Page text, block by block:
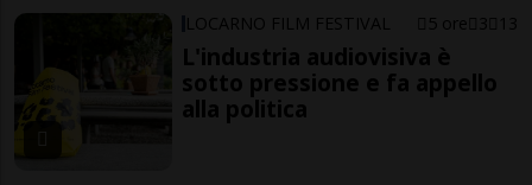
LOCARNO FILM FESTIVAL 5 ore 3 13
L'industria audiovisiva è
sotto pressione e fa appello
alla politica